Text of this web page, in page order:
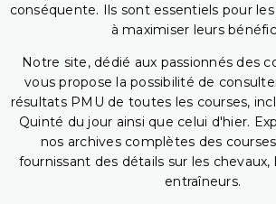
conséquente. Ils sont essentiels pour
à maximiser leurs
Notre site, dédié aux passionnés des
vous propose la possibilité de
résultats PMU de toutes les courses,
Quinté du jour ainsi que celui d'hier.
nos archives complètes des
fournissant des détails sur les chevaux,
entraîneurs.